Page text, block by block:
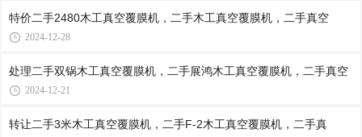
特价二手2480木工真空覆膜机，二手木工真空覆膜机，二手真空
2024-12-28
处理二手双锅木工真空覆膜机，二手展鸿木工真空覆膜机，二手真空
2024-12-21
转让二手3米木工真空覆膜机，二手F-2木工真空覆膜机，二手真